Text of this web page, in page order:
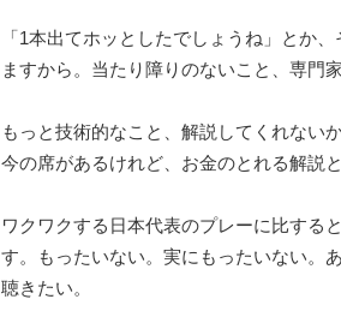
「1本出てホッとしたでしょうね」とか
ますから。当たり障りのないこと、専門
もっと技術的なこと、解説してくれない
今の席があるけれど、お金のとれる解説と
ワクワクする日本代表のプレーに比する
す。もったいない。実にもったいない。
聴きたい。